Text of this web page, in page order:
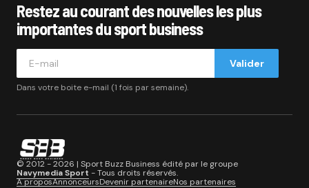
Restez au courant des nouvelles les plus
importantes du sport business
Valider
Dans votre boite e-mail (1 fois par semaine).
© 2012 - 2026 | Sport Buzz Business édité par le groupe
Navymedia Sport - Tous droits réservés.
A proposAnnonceursDevenir partenaireNos partenaires